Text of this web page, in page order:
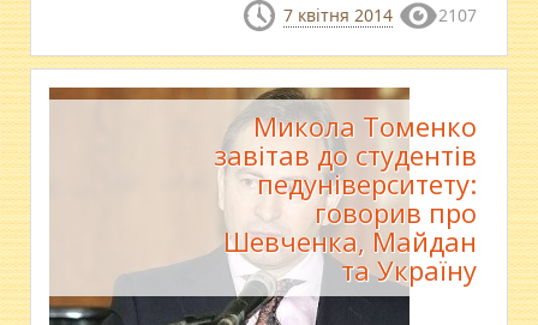
7 квітня 2014 2107
Микола Томенко
завітав до студентів
педуніверситету:
говорив про
Шевченка, Майдан
та Україну